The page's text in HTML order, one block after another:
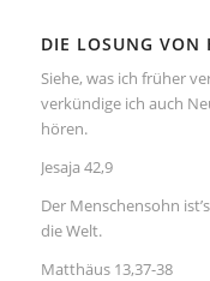
DIE LOSUNG VON
Siehe, was ich früher
verkündige ich auch
hören.
Jesaja 42,9
Der Menschensohn
die Welt.
Matthäus 13,37-38